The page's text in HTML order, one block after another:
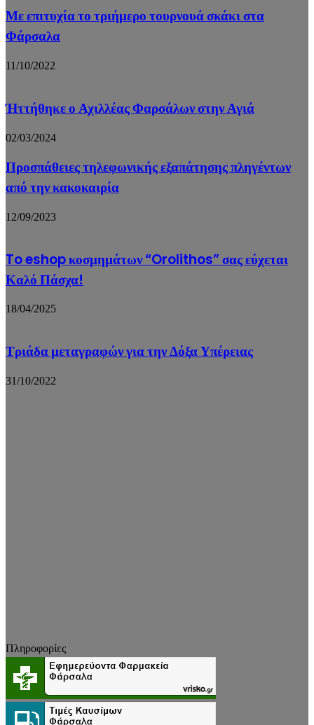
Με επιτυχία το τριήμερο τουρνουά σκάκι στα
Φάρσαλα
11/10/2022
Ήττήθηκε ο Αχιλλέας Φαρσάλων στην Αγιά
02/03/2024
Προσπάθειες τηλεφωνικής εξαπάτησης πληγέντων
από την κακοκαιρία
12/09/2023
To eshop κοσμημάτων “Orolithos” σας εύχεται
Καλό Πάσχα!
18/04/2025
Τριάδα μεταγραφών για την Δόξα Υπέρειας
31/10/2022
Πληροφορίες